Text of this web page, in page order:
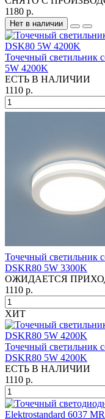
1180 р.
Нет в наличии
Точечный светильник
5W 4200K
ЕСТЬ В НАЛИЧИИ
1110 р.
Точечный светильник
DSKR80 5W 3300K
ОЖИДАЕТСЯ
1110 р.
ХИТ
Точечный светильник
DSKR80 5W 4200K
ЕСТЬ В НАЛИЧИИ
1110 р.